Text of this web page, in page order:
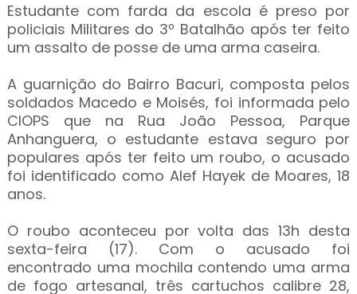
Estudante com farda da escola é preso por
policiais Militares do 3º Batalhão após ter feito
um assalto de posse de uma arma caseira.
A guarnição do Bairro Bacuri, composta pelos
soldados Macedo e Moisés, foi informada pelo
CIOPS que na Rua João Pessoa, Parque
Anhanguera, o estudante estava seguro por
populares após ter feito um roubo, o acusado
foi identificado como Alef Hayek de Moares, 18
anos.
O roubo aconteceu por volta das 13h desta
sexta-feira (17). Com o acusado foi
encontrado uma mochila contendo uma arma
de fogo artesanal, três cartuchos calibre 28,